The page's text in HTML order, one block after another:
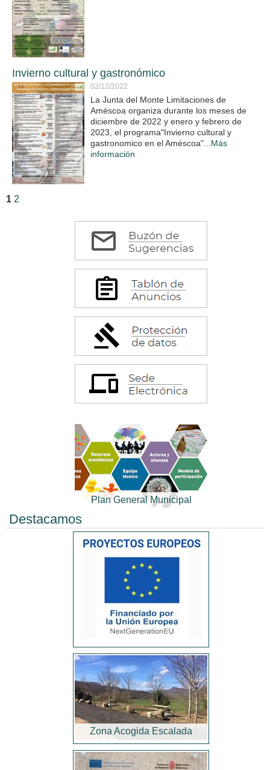
Invierno cultural y gastronómico
02/12/2022
La Junta del Monte Limitaciones de
Améscoa organiza durante los meses de
diciembre de 2022 y enero y febrero de
2023, el programa"Invierno cultural y
gastronomico en el Améscoa"... Más
información
1 2
Plan General Municipal
Destacamos
Zona Acogida Escalada